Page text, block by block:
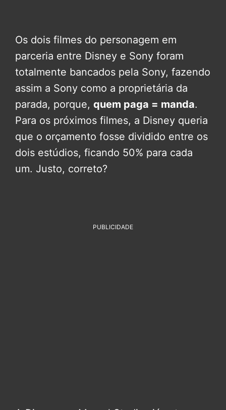
Os dois filmes do personagem em
parceria entre Disney e Sony foram
totalmente bancados pela Sony, fazendo
assim a Sony como a proprietária da
parada, porque, quem paga = manda.
Para os próximos filmes, a Disney queria
que o orçamento fosse dividido entre os
dois estúdios, ficando 50% para cada
um. Justo, correto?
PUBLICIDADE